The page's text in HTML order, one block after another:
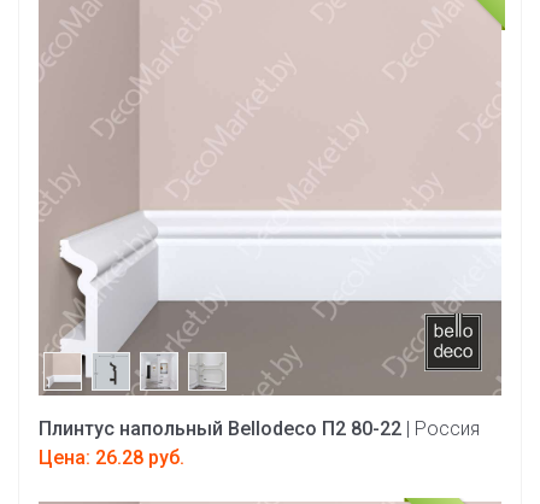
Плинтус напольный Bellodeco П2 80-22
| Россия
Цена: 26.28 руб.